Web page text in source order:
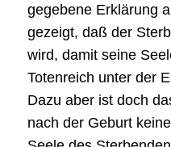
gegebene Erklärung
gezeigt, daß der
wird, damit seine
Totenreich unter der
Dazu aber ist doch
nach der Geburt